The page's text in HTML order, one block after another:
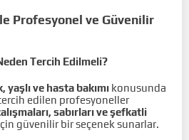
Profesyonel ve Güvenilir
Tercih Edilmeli?
yaşlı ve hasta bakımı konusunda
edilen profesyoneller
sabırları ve şefkatli
güvenilir bir seçenek sunarlar.